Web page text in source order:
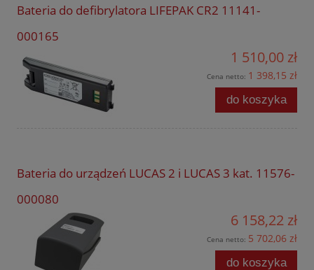
Bateria do defibrylatora LIFEPAK CR2 11141-
000165
1 510,00 zł
Cena netto: 1 398,15 zł
do koszyka
Bateria do urządzeń LUCAS 2 i LUCAS 3 kat. 11576-
000080
6 158,22 zł
Cena netto: 5 702,06 zł
do koszyka